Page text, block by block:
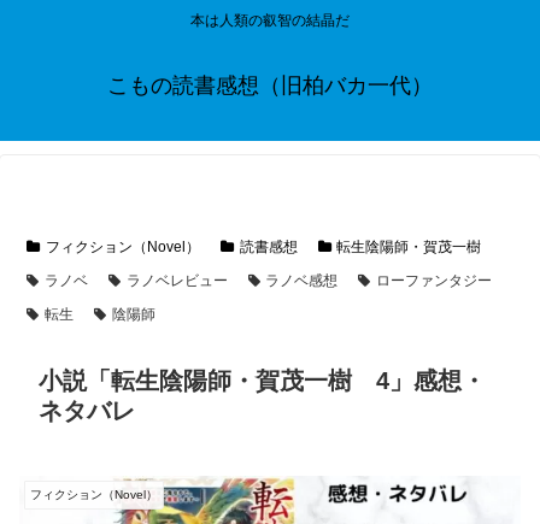
本は人類の叡智の結晶だ
こもの読書感想（旧柏バカ一代）
フィクション（Novel） 読書感想
転生陰陽師・賀茂一樹
ラノベ
ラノベレビュー ラノベ感想
ローファンタジー
転生
陰陽師
小説「転生陰陽師・賀茂一樹 4」感想・
ネタバレ
フィクション（Novel）